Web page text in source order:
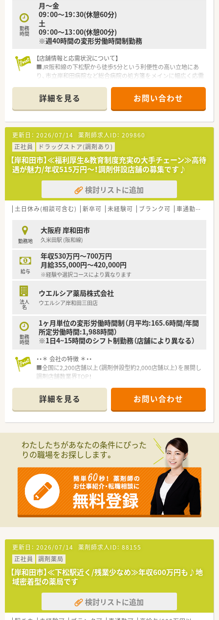
勤務
時間
月～金
09：00～19：30(休憩60分)
土
09：00～13：00(休憩00分)
※週40時間の変形労働時間制勤務
【店舗情報と応需状況について】
■JR阪和線の下松駅から徒歩5分という利便性の高い立地にあ
り、市立岸和田病院など総合病院の処方箋をメインに幅広く応需
■1日あたりの処方箋枚数は平均100枚とボリュームがあり、多
様な症例に触れることで薬剤師としての専門性を高めることが
可能です。
■薬剤師は正社員3名とパート2名の体制で、常時3名から4名が
在籍しており、複数のスタッフで協力し合いながら業務に励んで
います。
【職場環境と雰囲気】
■30代から50代のスタッフが中心となって活躍しており、総合
病院門前ならではの活気がありつつも、和気あいあいとした明る
い雰囲気です。
■男女比が1対1と調剤薬局としては珍しいバランスの良い構成
で、性別を問わず誰もが主役となって活躍できるフラットな職場
環境です。
間関係の良さと定着率の高さを何よりも雄弁に物語っており安
心の職場です。
【想定されるキャリアイメージ】
■入社後は丁寧なOJTを通じて現場業務を習得していただき、将
来的には管理薬剤師やエリア全体のマネジメントを担うことも
可能です。
か、独立開業支援制度を利用した経営ノウハウの習得も目指せる
環境となります。
ではないその方に合った最適なキャリアパスを共に描き歩んで
いけます。
詳細を見る お問い合わせ
更新日： 2026/07/14 薬剤師求人ID： 209860
正社員
ドラッグストア(調剤あり)
【岸和田市】≪福利厚生&教育制度充実の大手チェーン≫高待
遇が魅力/年収515万円～！調剤併設店舗の募集です♪
検討リストに追加
土日休み(相談可含む) 新卒可 未経験可 ブランク可 車通勤可
勤務地
大阪府 岸和田市
久米田駅 (阪和線)
給与
年収530万円～700万円
月給355,000円～420,000円
※経験や選択コースにより異なります
法人
名
ウエルシア薬局株式会社
ウエルシア岸和田三田店
勤務
時間
1ヶ月単位の変形労働時間制（月平均:165.6時間/年間
所定労働時間:1,988時間）
※1日4~15時間のシフト制勤務（店舗により異なる）
・・＊ 会社の特徴 ＊・・
■全国に2,200店舗以上（調剤併設型約2,000店舗以上）を展開し
調剤店舗数業界TOP！
頑張り次第で高給与も可能！
■経験や勤務コースによりますが、経験の少ない方でも500万前
半スタートと業界TOP水準！
■職種や職域に合わせ、豊富な社内研修や外部組織と連携した研
■薬剤師が中心の会社だからこそ活躍できるキャリアパスが多
種多様に用意されています。
■店舗拡大に伴い、エリアマネジャーや営業部長等のマネジメン
■在宅や教育等の専門性を活かせるスペシャリストを目指すこ
とも可能です。
■その他にも、管理部門や商品部門等の本社スタッフなど活動領
域は多種多様です。
■在宅実施店舗は年々増加しており、在宅医療へもしっかりと関
わる事ができます。
■育児休暇は3歳まで取得が可能で、時短制度は小学5年生まで
■年間休日が120日とワークライフバランスが整っています
■日用品から常備薬まで、従業員割引制度など嬉しいメリットも
たくさんあります！
詳細を見る お問い合わせ
わたしたちがあなたの条件にぴった
りの職場をお探しします。
更新日： 2026/07/14 薬剤師求人ID： 88155
正社員
調剤薬局
【岸和田市】≪下松駅近く/残業少なめ≫年収600万円も♪地
域密着型の薬局です
検討リストに追加